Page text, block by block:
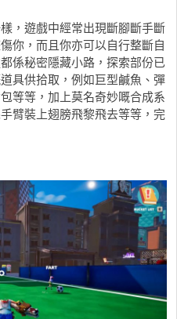
，遊戲中經常出現斷腳斷手斷
你，而且你亦可以自行整斷自
係秘密隱藏小路，探索部份已
具供拾取，例如巨型鹹魚、彈
等等，加上莫名奇妙嘅合成系
臂裝上翅膀飛黎飛去等等，完